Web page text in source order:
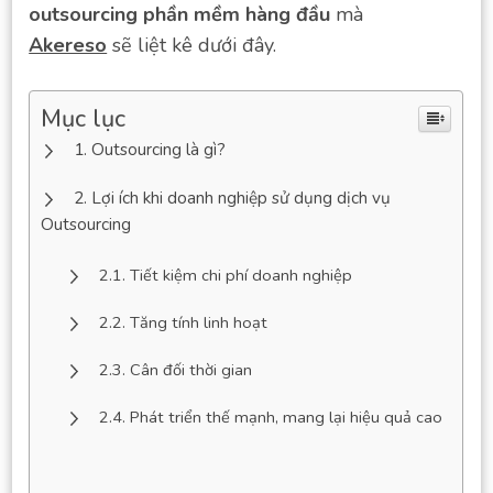
outsourcing phần mềm hàng đầu mà
Akereso sẽ liệt kê dưới đây.
Mục lục
Outsourcing là gì?
Lợi ích khi doanh nghiệp sử dụng dịch vụ
Outsourcing
Tiết kiệm chi phí doanh nghiệp
Tăng tính linh hoạt
Cân đối thời gian
Phát triển thế mạnh, mang lại hiệu quả cao